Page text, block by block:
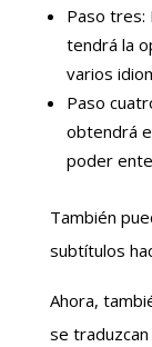
Paso tres:
tendrá la
varios
Paso
obtendrá
poder
También
subtítulos
Ahora,
se